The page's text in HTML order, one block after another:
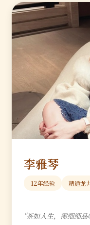
李雅琴
12年经验 精通龙
"茶如人生，需细细